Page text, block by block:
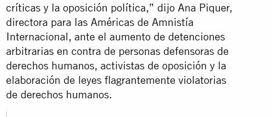
críticas y la oposición política,” dijo Ana Piquer,
directora para las Américas de Amnistía
Internacional, ante el aumento de detenciones
arbitrarias en contra de personas defensoras de
derechos humanos, activistas de oposición y la
elaboración de leyes flagrantemente violatorias
de derechos humanos.